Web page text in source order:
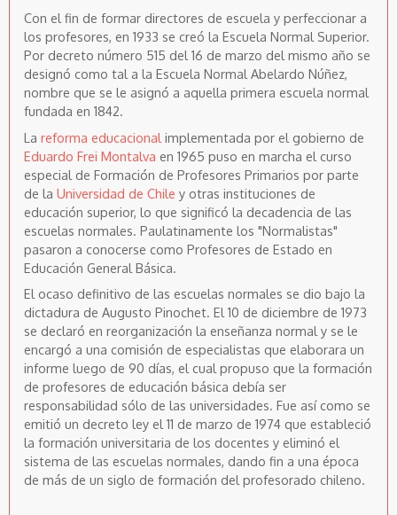
Con el fin de formar directores de escuela y perfeccionar a
los profesores, en 1933 se creó la Escuela Normal Superior.
Por decreto número 515 del 16 de marzo del mismo año se
designó como tal a la Escuela Normal Abelardo Núñez,
nombre que se le asignó a aquella primera escuela normal
fundada en 1842.
La reforma educacional implementada por el gobierno de
Eduardo Frei Montalva en 1965 puso en marcha el curso
especial de Formación de Profesores Primarios por parte
de la Universidad de Chile y otras instituciones de
educación superior, lo que significó la decadencia de las
escuelas normales. Paulatinamente los "Normalistas"
pasaron a conocerse como Profesores de Estado en
Educación General Básica.
El ocaso definitivo de las escuelas normales se dio bajo la
dictadura de Augusto Pinochet. El 10 de diciembre de 1973
se declaró en reorganización la enseñanza normal y se le
encargó a una comisión de especialistas que elaborara un
informe luego de 90 días, el cual propuso que la formación
de profesores de educación básica debía ser
responsabilidad sólo de las universidades. Fue así como se
emitió un decreto ley el 11 de marzo de 1974 que estableció
la formación universitaria de los docentes y eliminó el
sistema de las escuelas normales, dando fin a una época
de más de un siglo de formación del profesorado chileno.